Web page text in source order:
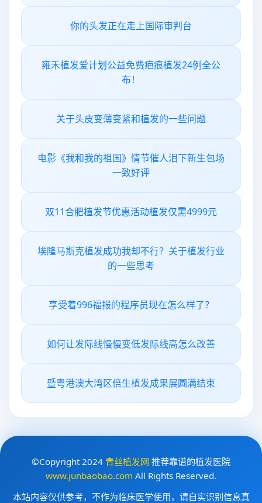
你的头发正在走上国际审判台
雍禾植发爱计划公益免费疤痕植发24例全公
布！
关于头皮变薄变紧和植发的一些问题
电影《我和我的祖国》情节催人泪下新生包场
一致好评
双11合肥植发节优惠活动植发仅需4999元
埃隆马斯克植发成功我却不行？关于植发行业
的一些思考
享受着996福报的程序员现在怎么样了？
如何让发际线慢慢变低发际线高怎么改善
暨粤港澳大湾区倍生植发成果展圆满结束
©Copyright 2024 青丝植发网 推荐靠谱的植发医院
www.junbaobao.com All Rights Reserved.
本站内容仅供参考，不作为临床医学使用，请自实识别信息真